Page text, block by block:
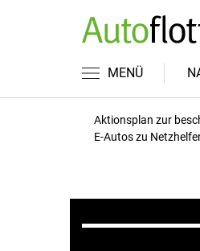
MENÜ
Aktionsplan zur
E-Autos zu